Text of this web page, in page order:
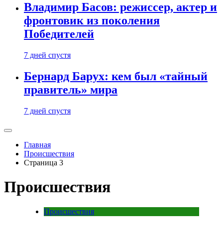
Владимир Басов: режиссер, актер и
фронтовик из поколения
Победителей
7 дней спустя
Бернард Барух: кем был «тайный
правитель» мира
7 дней спустя
Главная
Происшествия
Страница 3
Происшествия
Происшествия